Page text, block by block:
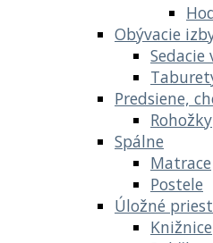
Obývacie
Sedacie
Predsiene,
Rohožky
Spálne
Matrace
Postele
Úložné
Knižnice